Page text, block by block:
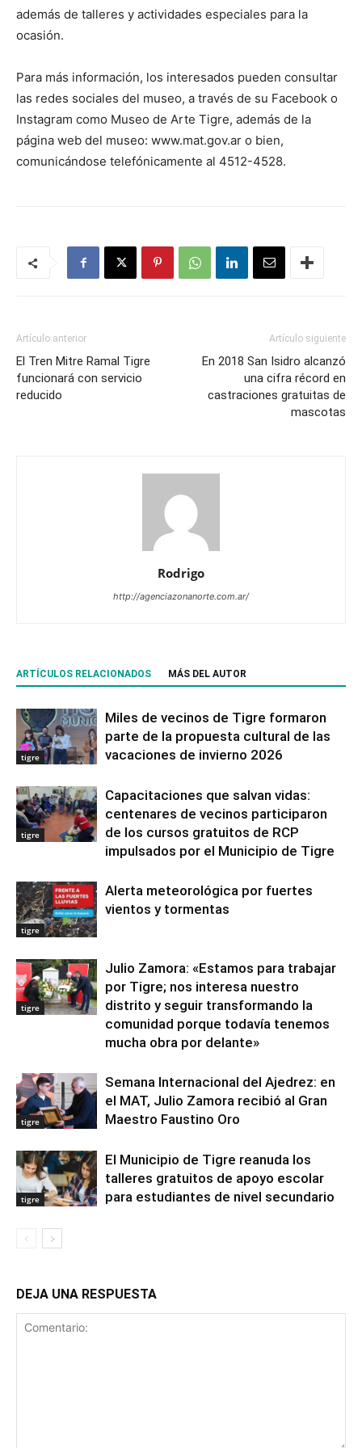
además de talleres y actividades especiales para la
ocasión.
Para más información, los interesados pueden consultar
las redes sociales del museo, a través de su Facebook o
Instagram como Museo de Arte Tigre, además de la
página web del museo: www.mat.gov.ar o bien,
comunicándose telefónicamente al 4512-4528.
Artículo anterior
El Tren Mitre Ramal Tigre
funcionará con servicio
reducido
Artículo siguiente
En 2018 San Isidro alcanzó
una cifra récord en
castraciones gratuitas de
mascotas
Rodrigo
http://agenciazonanorte.com.ar/
ARTÍCULOS RELACIONADOS MÁS DEL AUTOR
tigre
Miles de vecinos de Tigre formaron
parte de la propuesta cultural de las
vacaciones de invierno 2026
tigre
Capacitaciones que salvan vidas:
centenares de vecinos participaron
de los cursos gratuitos de RCP
impulsados por el Municipio de Tigre
tigre
Alerta meteorológica por fuertes
vientos y tormentas
tigre
Julio Zamora: «Estamos para trabajar
por Tigre; nos interesa nuestro
distrito y seguir transformando la
comunidad porque todavía tenemos
mucha obra por delante»
tigre
Semana Internacional del Ajedrez: en
el MAT, Julio Zamora recibió al Gran
Maestro Faustino Oro
tigre
El Municipio de Tigre reanuda los
talleres gratuitos de apoyo escolar
para estudiantes de nivel secundario
DEJA UNA RESPUESTA